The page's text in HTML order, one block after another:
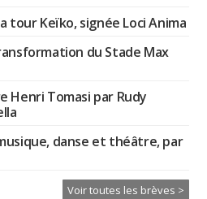
tour Keïko, signée Loci Anima
du Stade Max
Henri Tomasi par Rudy
danse et théâtre, par
Voir toutes les brèves >